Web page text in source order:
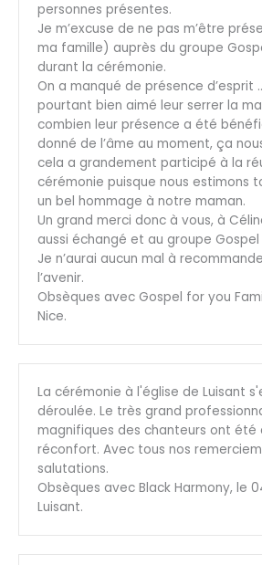
personnes présentes.
Je m’excuse de ne pas m’être
ma famille) auprès du groupe
durant la cérémonie.
On a manqué de présence d’esprit
pourtant bien aimé leur serrer la
combien leur présence a été
donné de l’âme au moment, ça
cela a grandement participé à la
cérémonie puisque nous estimons
un bel hommage à notre maman.
Un grand merci donc à vous, à
aussi échangé et au groupe Gospel
Je n’aurai aucun mal à
l’avenir.
Obsèques avec Gospel for you
Nice.
La cérémonie à l'église de Luisant
déroulée. Le très grand
magnifiques des chanteurs ont été
réconfort. Avec tous nos
salutations.
Obsèques avec Black Harmony, le
Luisant.